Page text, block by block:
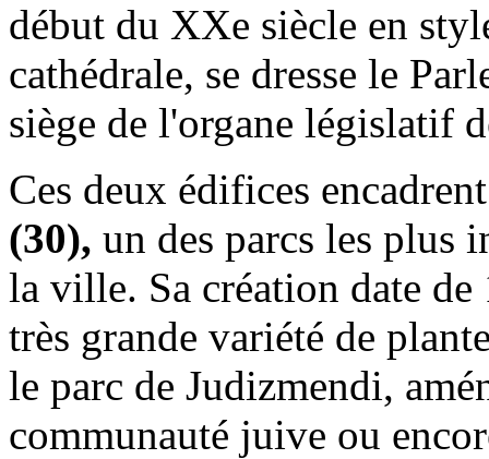
début du XXe siècle en
cathédrale, se dresse le
siège de l'organe législatif
Ces deux édifices
(30), un des parcs les plus
la ville. Sa création date de
très grande variété de
le parc de Judizmendi,
communauté juive ou